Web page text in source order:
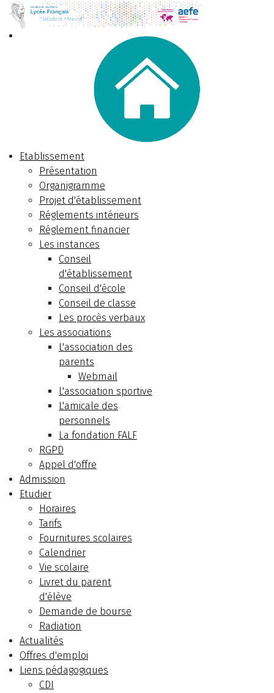
Etablissement
Présentation
Organigramme
Projet d'établissement
Réglements intérieurs
Réglement financier
Les instances
Conseil
d'établissement
Conseil d'école
Conseil de classe
Les procès verbaux
Les associations
L'association des
parents
Webmail
L'association sportive
L'amicale des
personnels
La fondation FALF
RGPD
Appel d'offre
Admission
Etudier
Horaires
Tarifs
Fournitures scolaires
Calendrier
Vie scolaire
Livret du parent
d'élève
Demande de bourse
Radiation
Actualités
Offres d'emploi
Liens pédagogiques
CDI